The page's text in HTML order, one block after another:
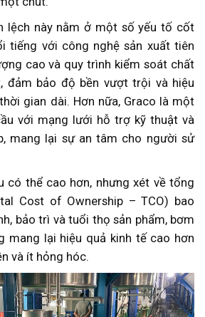
lệch này nằm ở một số yếu tố cốt
tiếng với công nghệ sản xuất tiên
cao và quy trình kiểm soát chất
đảm bảo độ bền vượt trội và hiệu
gian dài. Hơn nữa, Graco là một
với mạng lưới hỗ trợ kỹ thuật và
mang lại sự an tâm cho người sử
có thể cao hơn, nhưng xét về tổng
Cost of Ownership – TCO) bao
bảo trì và tuổi thọ sản phẩm, bơm
mang lại hiệu quả kinh tế cao hơn
và ít hỏng hóc.